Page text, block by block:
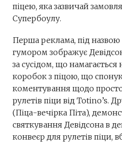
піцею, яка зазвичай
Супербоулу.
Перша реклама, під назвою
гумором зображує
за сусідом, що намагається
коробок з піцою, що
коментування щодо
рулетів піци від Totino’s.
(Піца-вечірка Піта),
святкування Девідсона в
конвеєр для рулетів піци,